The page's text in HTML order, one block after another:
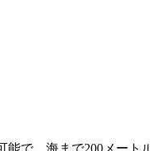
で、海まで200メート